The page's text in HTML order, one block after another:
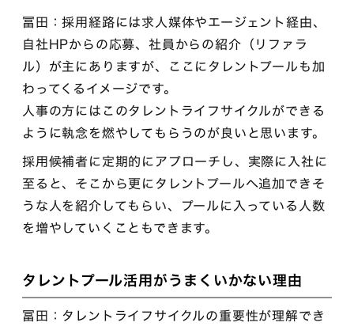
冨田：採用経路には求人媒体やエージェント経由、
自社HPからの応募、社員からの紹介（リファラ
ル）が主にありますが、ここにタレントプールも加
わってくるイメージです。
人事の方にはこのタレントライフサイクルができる
ように執念を燃やしてもらうのが良いと思います。
採用候補者に定期的にアプローチし、実際に入社に
至ると、そこから更にタレントプールへ追加できそ
うな人を紹介してもらい、プールに入っている人数
を増やしていくこともできます。
タレントプール活用がうまくいかない理由
冨田：タレントライフサイクルの重要性が理解でき